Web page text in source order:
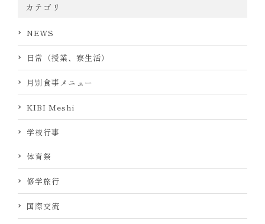
カテゴリ
NEWS
日常（授業、寮生活）
月別食事メニュー
KIBI Meshi
学校行事
体育祭
修学旅行
国際交流